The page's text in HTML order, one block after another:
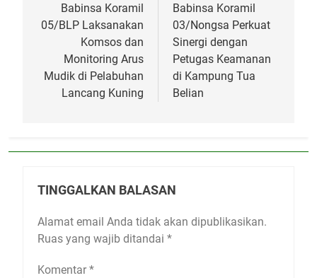
posBabinsa Koramil
05/BLP Laksanakan
Komsos dan
Monitoring Arus
Mudik di Pelabuhan
Lancang Kuning
Babinsa Koramil
03/Nongsa Perkuat
Sinergi dengan
Petugas Keamanan
di Kampung Tua
Belian
TINGGALKAN BALASAN
Alamat email Anda tidak akan dipublikasikan.
Ruas yang wajib ditandai *
Komentar *